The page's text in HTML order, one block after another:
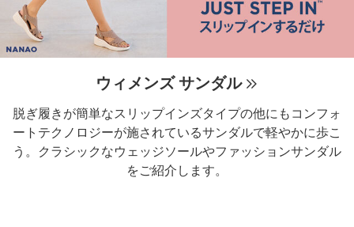
ウィメンズ サンダル
脱ぎ履きが簡単なスリップインズタイプの他にもコンフォ
ートテクノロジーが施されているサンダルで軽やかに歩こ
う。クラシックなウェッジソールやファッションサンダル
をご紹介します。